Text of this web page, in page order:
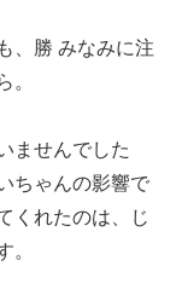
、勝 みなみに注
ませんでした
ちゃんの影響で
くれたのは、じ